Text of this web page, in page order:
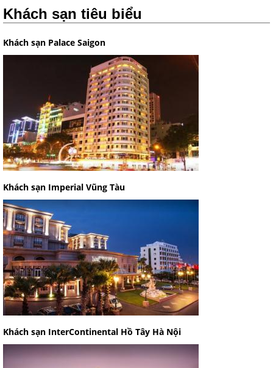
Khách sạn tiêu biểu
Khách sạn Palace Saigon
Khách sạn Imperial Vũng Tàu
Khách sạn InterContinental Hồ Tây Hà Nội